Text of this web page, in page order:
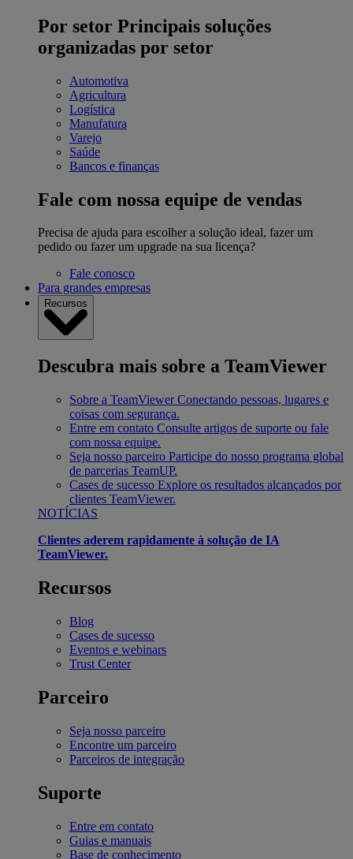
Por setor Principais soluções
organizadas por setor
Automotiva
Agricultura
Logística
Manufatura
Varejo
Saúde
Bancos e finanças
Fale com nossa equipe de vendas
Precisa de ajuda para escolher a solução ideal, fazer um
pedido ou fazer um upgrade na sua licença?
Fale conosco
Para grandes empresas
Recursos
Descubra mais sobre a TeamViewer
Sobre a TeamViewer Conectando pessoas, lugares e
coisas com segurança.
Entre em contato Consulte artigos de suporte ou fale
com nossa equipe.
Seja nosso parceiro Participe do nosso programa global
de parcerias TeamUP.
Cases de sucesso Explore os resultados alcançados por
clientes TeamViewer.
NOTÍCIAS
Clientes aderem rapidamente à solução de IA
TeamViewer.
Recursos
Blog
Cases de sucesso
Eventos e webinars
Trust Center
Parceiro
Seja nosso parceiro
Encontre um parceiro
Parceiros de integração
Suporte
Entre em contato
Guias e manuais
Base de conhecimento